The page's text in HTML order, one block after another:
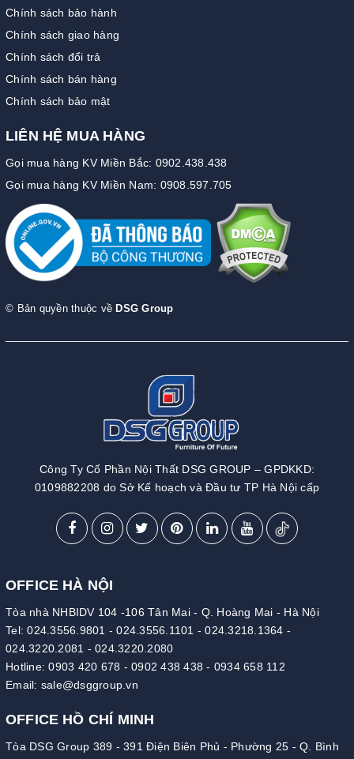
Chính sách bảo hành
Chính sách giao hàng
Chính sách đổi trả
Chính sách bán hàng
Chính sách bảo mật
LIÊN HỆ MUA HÀNG
Gọi mua hàng KV Miền Bắc: 0902.438.438
Gọi mua hàng KV Miền Nam: 0908.597.705
© Bản quyền thuộc về DSG Group
Công Ty Cổ Phần Nội Thất DSG GROUP – GPDKKD:
0109882208 do Sở Kế hoạch và Đầu tư TP Hà Nội cấp
OFFICE HÀ NỘI
Tòa nhà NHBIDV 104 -106 Tân Mai - Q. Hoàng Mai - Hà Nội
Tel:024.3556.9801 -024.3556.1101 -024.3218.1364 -
024.3220.2081 - 024.3220.2080
Hotline:0903 420 678 - 0902 438 438 - 0934 658 112
Email: sale@dsggroup.vn
OFFICE HỒ CHÍ MINH
Tòa DSG Group 389 - 391 Điện Biên Phủ - Phường 25 - Q. Bình